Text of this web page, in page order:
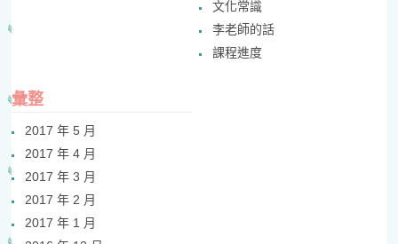
文化常識
李老師的話
課程進度
彙整
2017 年 5 月
2017 年 4 月
2017 年 3 月
2017 年 2 月
2017 年 1 月